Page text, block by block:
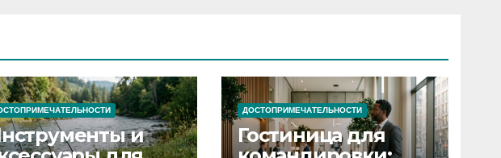
и
ДОСТОПРИМЕЧАТЕЛЬНОСТИ
Гостиница для